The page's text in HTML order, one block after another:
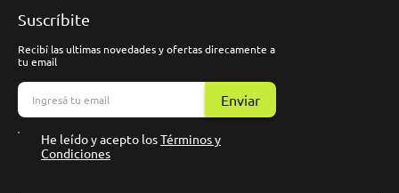
Suscríbite
Recibí las ultimas novedades y ofertas direcamente a
tu email
Enviar
He leído y acepto losTérminos y
Condiciones